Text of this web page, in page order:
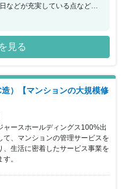
などが充実している点など魅
つ年間休日120日とプライベ
図りたいという意欲のある方
見る
）【マンションの大規模修
ャースホールディングス100%出
て、マンションの管理サービスを
、生活に密着したサービス事業を
。